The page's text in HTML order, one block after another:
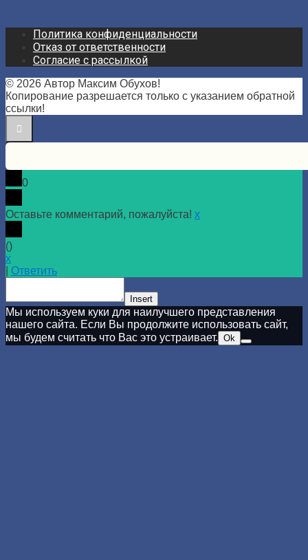
Политика конфиденциальности
Отказ от ответственности
Согласие с рассылкой
© 2026 Автор Максим Обухов!
Копирование разрешается только с указанием обратной
ссылки!
0
Оставьте комментарий, пожалуйста! x
()
x
Ответить
Insert
Мы используем куки для наилучшего представления
нашего сайта. Если Вы продолжите использовать сайт,
мы будем считать что Вас это устраивает. Ok